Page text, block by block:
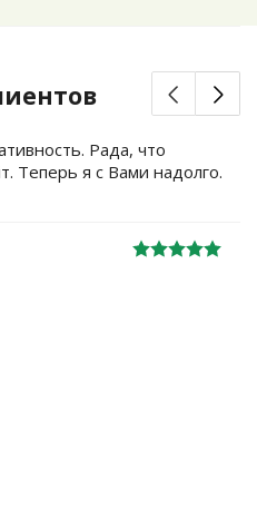
Рада, что
Теперь я с Вами надолго.